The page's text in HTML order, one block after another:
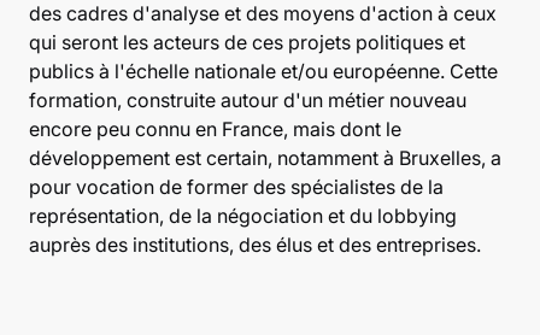
des cadres d'analyse et des moyens d'action à ceux
qui seront les acteurs de ces projets politiques et
publics à l'échelle nationale et/ou européenne. Cette
formation, construite autour d'un métier nouveau
encore peu connu en France, mais dont le
développement est certain, notamment à Bruxelles, a
pour vocation de former des spécialistes de la
représentation, de la négociation et du lobbying
auprès des institutions, des élus et des entreprises.